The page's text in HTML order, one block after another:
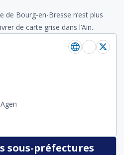
de Bourg-en-Bresse n’est plus
de carte grise dans l’Ain.
sous-préfectures